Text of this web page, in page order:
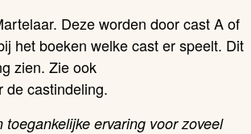
Deze worden door cast A of
het boeken welke cast er speelt. Dit
zien. Zie ook
castindeling.
ervaring voor zoveel